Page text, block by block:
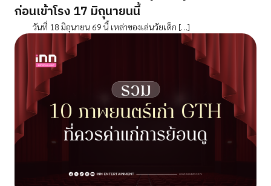
ก่อนเข้าโรง 17 มิถุนายนนี้
วันที่ 18 มิถุนายน 69 นี้ เหล่าของเล่นวัยเด็ก […]